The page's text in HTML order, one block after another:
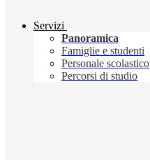
Servizi
Panoramica
Famiglie e studenti
Personale scolastico
Percorsi di studio